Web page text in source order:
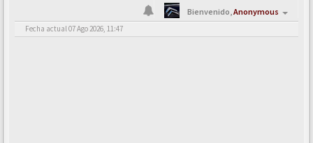
Bienvenido,Anonymous
Fecha actual 07 Ago 2026, 11:47